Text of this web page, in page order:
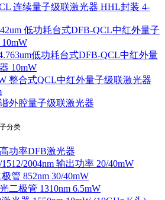
连续量子级联激光器 HHL封装 4-
低功耗台式DFB-QCL中红外量子
低功耗台式DFB-QCL中红外量
10mW
整合式QCL中红外量子级联激光器
外腔量子级联激光器
子分类
功率DFB激光器
1512/2004nm 输出功率 20/40mW
管 852nm 30/40mW
二极管 1310nm 6.5mW